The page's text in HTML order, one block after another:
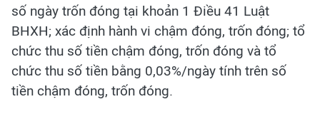
số ngày trốn đóng tại khoản 1 Điều 41 Luật
BHXH; xác định hành vi chậm đóng, trốn đóng; tổ
chức thu số tiền chậm đóng, trốn đóng và tổ
chức thu số tiền bằng 0,03%/ngày tính trên số
tiền chậm đóng, trốn đóng.